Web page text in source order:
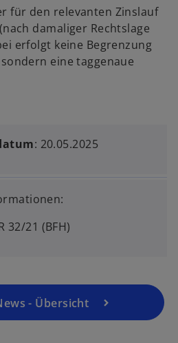
für den relevanten Zinslauf
damaliger Rechtslage
erfolgt keine Begrenzung
eine taggenaue
: 20.05.2025
32/21 (BFH)
- Übersicht